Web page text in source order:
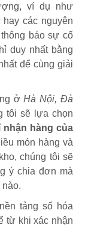
ví dụ như
các nguyên
báo sự cố
duy nhất bằng
để cùng giải
ởHà Nội, Đà
tôi sẽ lựa chọn
hàng của
món hàng và
chúng tôi sẽ
ý chia đơn mà
nào.
tảng số hóa
từ khi xác nhận